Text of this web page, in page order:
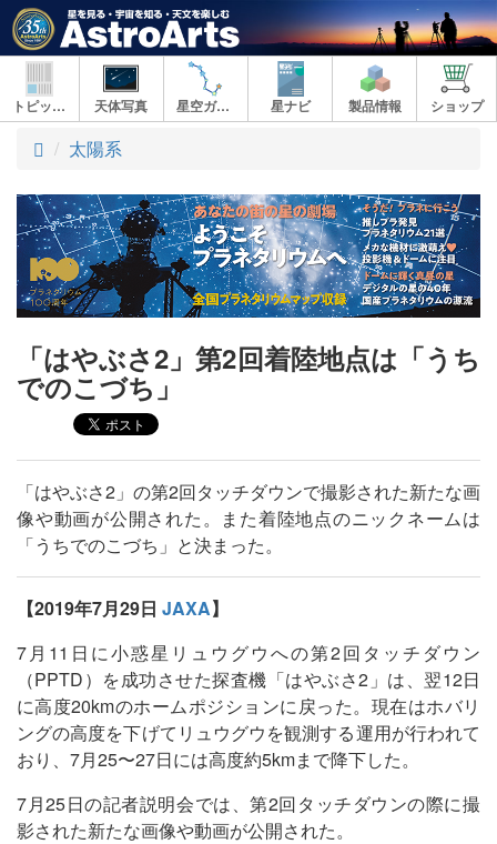
トピックス 天体写真 星空ガイド 星ナビ 製品情報 ショップ
ト
プ
太陽系
「はやぶさ2」第2回着陸地点は「うち
でのこづち」
「はやぶさ2」の第2回タッチダウンで撮影された新たな画
像や動画が公開された。また着陸地点のニックネームは
「うちでのこづち」と決まった。
【2019年7月29日 JAXA】
7月11日に小惑星リュウグウへの第2回タッチダウン
（PPTD）を成功させた探査機「はやぶさ2」は、翌12日
に高度20kmのホームポジションに戻った。現在はホバリ
ングの高度を下げてリュウグウを観測する運用が行われて
おり、7月25〜27日には高度約5kmまで降下した。
7月25日の記者説明会では、第2回タッチダウンの際に撮
影された新たな画像や動画が公開された。